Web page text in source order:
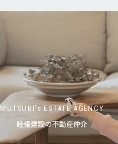
MUTSUBI’s ESTATE AGENCY
睦備建設の不動産仲介